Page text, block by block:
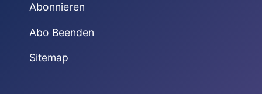
Abonnieren
Abo Beenden
Sitemap